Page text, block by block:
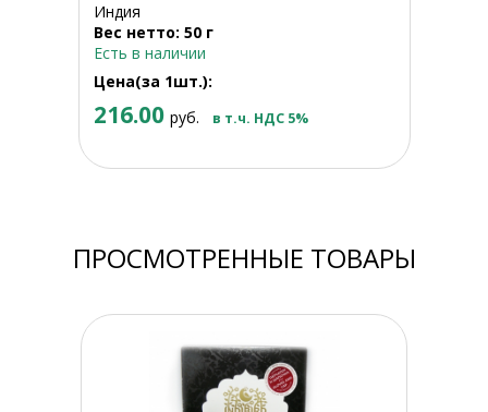
Индия
Вес нетто: 50 г
Есть в наличии
Цена(за 1шт.):
216.00 руб. в т.ч. НДС 5%
ПРОСМОТРЕННЫЕ ТОВАРЫ